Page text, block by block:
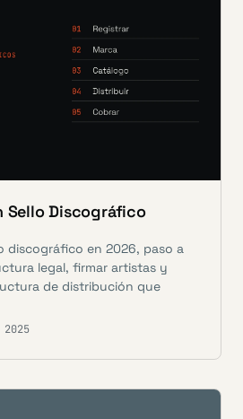
Sello Discográfico
discográfico en 2026, paso a
legal, firmar artistas y
de distribución que